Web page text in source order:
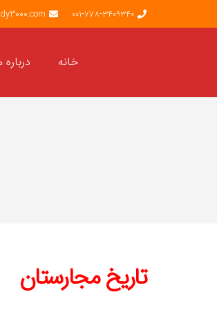
001-778-3409340
خانه درباره
تاریخ مجارستان